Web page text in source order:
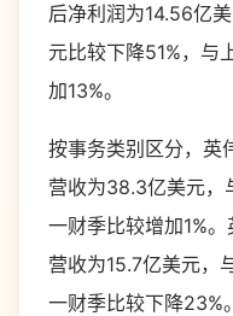
后净利润为14.56亿
元比较下降51%，与
加13%。
按事务类别区分，英
营收为38.3亿美元，
一财季比较增加1%
营收为15.7亿美元，
一财季比较下降23%